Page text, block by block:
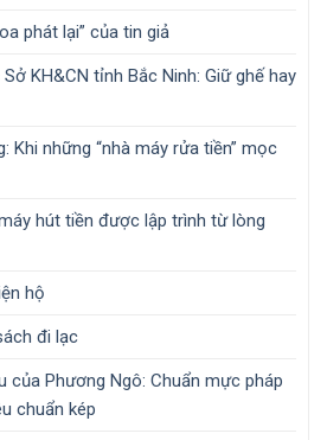
phát lại” của tin giả
KH&CN tỉnh Bắc Ninh: Giữ ghế hay
Khi những “nhà máy rửa tiền” mọc
hút tiền được lập trình từ lòng
hộ
đi lạc
của Phương Ngô: Chuẩn mực pháp
chuẩn kép